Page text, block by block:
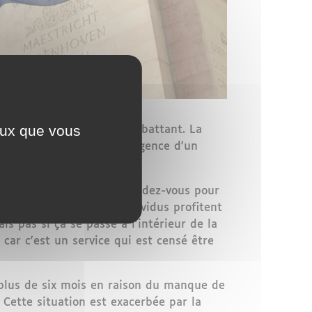
parcours du combattant. La
climat propice à l'émergence d'un
des créneaux de rendez-vous pour
frauduleux où des individus profitent
pas si ça se passe à l'intérieur de la
c'est un service qui est censé être
de six mois en raison du manque de
situation est exacerbée par la
que vous